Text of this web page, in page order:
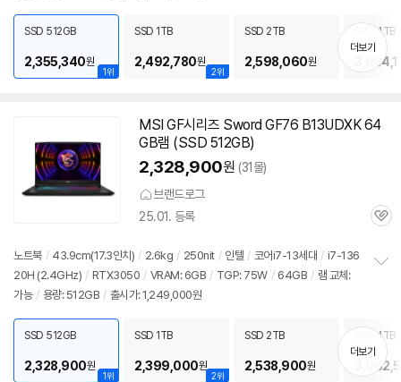
치
기
1위
SSD 512GB
2,355,340원
2위
SSD 1TB
2,492,780원
SSD 2TB
2,598,060원
SSD 4TB
더보기
MSI GF시리즈 Sword GF76 B13UDXK 64
GB램 (SSD 512GB)
2,328,900원 (31몰)
브랜드로그
25.01. 등록
관
노트북 / 43.9cm(17.3인치) / 2.6kg / 250nit / 인텔 / 코어i7-13세대 / i7-136
20H (2.4GHz) / RTX3050 / VRAM: 6GB / TGP: 75W / 64GB / 램 교체:
가능 / 용량: 512GB / 출시가: 1,249,000원
치
기
1위
SSD 512GB
2,328,900원
2위
SSD 1TB
2,399,000원
SSD 2TB
2,538,900원
SSD 4TB
더보기